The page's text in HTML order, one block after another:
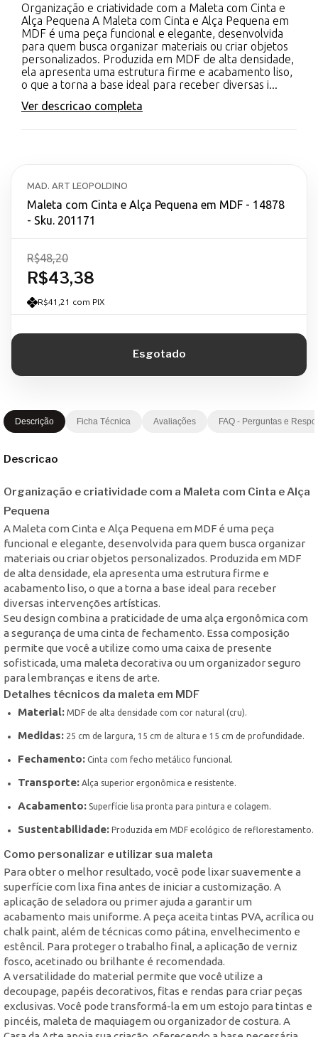
Organização e criatividade com a Maleta com Cinta e
Alça Pequena A Maleta com Cinta e Alça Pequena em
MDF é uma peça funcional e elegante, desenvolvida
para quem busca organizar materiais ou criar objetos
personalizados. Produzida em MDF de alta densidade,
ela apresenta uma estrutura firme e acabamento liso,
o que a torna a base ideal para receber diversas i...
Ver descricao completa
MAD. ART LEOPOLDINO
Maleta com Cinta e Alça Pequena em MDF - 14878
- Sku. 201171
R$43,38
R$48,20
R$41,21 com PIX
Descrição Ficha Técnica Avaliações FAQ - Perguntas e
Descricao
Organização e criatividade com a Maleta com Cinta e Alça
Pequena
A Maleta com Cinta e Alça Pequena em MDF é uma peça
funcional e elegante, desenvolvida para quem busca organizar
materiais ou criar objetos personalizados. Produzida em MDF
de alta densidade, ela apresenta uma estrutura firme e
acabamento liso, o que a torna a base ideal para receber
diversas intervenções artísticas.
Seu design combina a praticidade de uma alça ergonômica com
a segurança de uma cinta de fechamento. Essa composição
permite que você a utilize como uma caixa de presente
sofisticada, uma maleta decorativa ou um organizador seguro
para lembranças e itens de arte.
Detalhes técnicos da maleta em MDF
Material: MDF de alta densidade com cor natural (cru).
Medidas: 25 cm de largura, 15 cm de altura e 15 cm de profundidade.
Fechamento: Cinta com fecho metálico funcional.
Transporte: Alça superior ergonômica e resistente.
Acabamento: Superfície lisa pronta para pintura e colagem.
Sustentabilidade: Produzida em MDF ecológico de reflorestamento.
Como personalizar e utilizar sua maleta
Para obter o melhor resultado, você pode lixar suavemente a
superfície com lixa fina antes de iniciar a customização. A
aplicação de seladora ou primer ajuda a garantir um
acabamento mais uniforme. A peça aceita tintas PVA, acrílica ou
chalk paint, além de técnicas como pátina, envelhecimento e
estêncil. Para proteger o trabalho final, a aplicação de verniz
fosco, acetinado ou brilhante é recomendada.
A versatilidade do material permite que você utilize a
decoupage, papéis decorativos, fitas e rendas para criar peças
exclusivas. Você pode transformá-la em um estojo para tintas e
pincéis, maleta de maquiagem ou organizador de costura. A